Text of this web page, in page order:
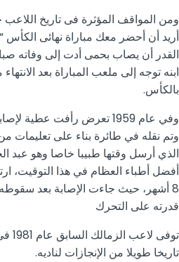
ومن المواقف المؤثرة فى تاريخ اللاعب
أريد أن أحضر معك مباراة نهائى
القدر أن يصاب بحمى أدت إلى وفاته
ابنه توجه إلى ملعب المباراة بعد
بالكأس.
وفي عام 1959 تعرض رأفت
وتم نقله في طائرة بناء على تعليمات
الذي أرسل وقتها طبيبا خاصا وهو عبد
أفضل أطباء العظام في هذا التوقيت،
8 أشهر، حيث جاءت الإصابة بعد
قدرته على التحرك
تاريخا طويلا من الإنجازات لناديه.